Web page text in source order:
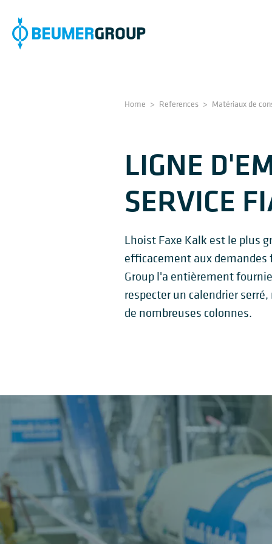
Home > References > Matériaux de
LIGNE
SERVICE
Lhoist Faxe Kalk est le plus
efficacement aux demandes
Group l'a entièrement
respecter un calendrier
de nombreuses colonnes.